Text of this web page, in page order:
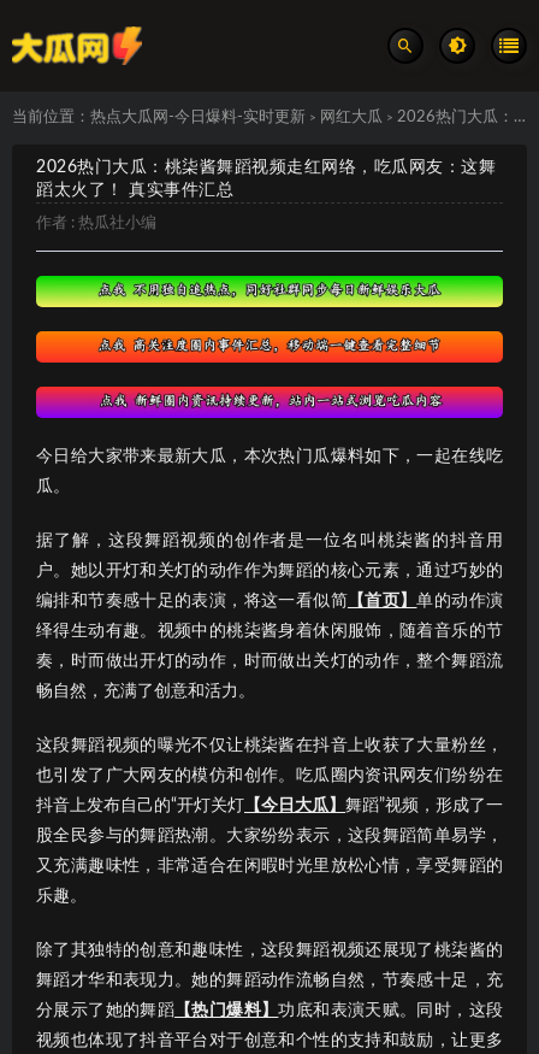
当前位置： 热点大瓜网-今日爆料-实时更新 > 网红大瓜 > 2026热门大瓜：桃柒酱舞蹈视频走红网络，吃瓜网友：这舞蹈太火了！ 真实事件汇总
2026热门大瓜：桃柒酱舞蹈视频走红网络，吃瓜网友：这舞
蹈太火了！ 真实事件汇总
作者 : 热瓜社小编
今日给大家带来最新大瓜，本次热门瓜爆料如下，一起在线吃
瓜。
据了解，这段舞蹈视频的创作者是一位名叫桃柒酱的抖音用
户。她以开灯和关灯的动作作为舞蹈的核心元素，通过巧妙的
编排和节奏感十足的表演，将这一看似简【首页】单的动作演
绎得生动有趣。视频中的桃柒酱身着休闲服饰，随着音乐的节
奏，时而做出开灯的动作，时而做出关灯的动作，整个舞蹈流
畅自然，充满了创意和活力。
这段舞蹈视频的曝光不仅让桃柒酱在抖音上收获了大量粉丝，
也引发了广大网友的模仿和创作。吃瓜圈内资讯网友们纷纷在
抖音上发布自己的“开灯关灯 【今日大瓜】 舞蹈”视频，形成了一
股全民参与的舞蹈热潮。大家纷纷表示，这段舞蹈简单易学，
又充满趣味性，非常适合在闲暇时光里放松心情，享受舞蹈的
乐趣。
除了其独特的创意和趣味性，这段舞蹈视频还展现了桃柒酱的
舞蹈才华和表现力。她的舞蹈动作流畅自然，节奏感十足，充
分展示了她的舞蹈 【热门爆料】功底和表演天赋。同时，这段
视频也体现了抖音平台对于创意和个性的支持和鼓励，让更多